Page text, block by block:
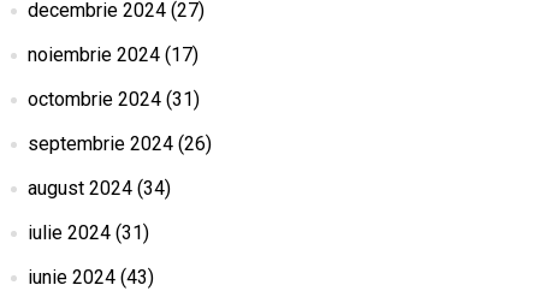
decembrie 2024(27)
noiembrie 2024(17)
octombrie 2024(31)
septembrie 2024(26)
august 2024(34)
iulie 2024(31)
iunie 2024(43)